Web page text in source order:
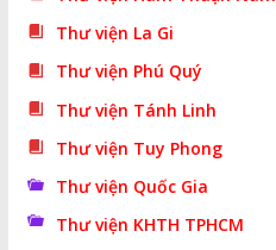
Thư viện La Gi
Thư viện Phú Quý
Thư viện Tánh Linh
Thư viện Tuy Phong
Thư viện Quốc Gia
Thư viện KHTH TPHCM